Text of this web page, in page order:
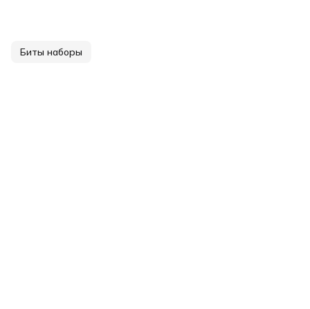
Биты наборы